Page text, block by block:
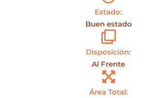
Estado:
Buen estado
Disposición:
Al Frente
Área Total: